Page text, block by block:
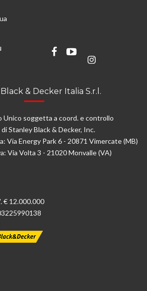
& Decker Italia S.r.l.
Unico soggetta a coord. e controllo
Stanley Black & Decker, Inc.
Via Energy Park 6 - 20871 Vimercate (MB)
Via Volta 3 - 21020 Monvalle (VA)
€ 12.000.000